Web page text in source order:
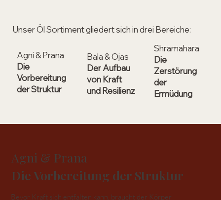
Unser Öl Sortiment gliedert sich in drei Bereiche:
Agni & Prana
Die
Vorbereitung
der Struktur
Bala & Ojas
Der Aufbau
von Kraft
und Resilienz
Shramahara
Die
Zerstörung
der
Ermüdung
Agni & Prana
Die Vorbereitung der Struktur
Bevor Kraft sich entfalten kann, braucht der Körper